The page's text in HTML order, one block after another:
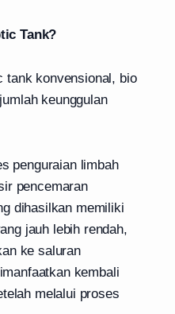
Tank?
tank konvensional, bio
keunggulan
penguraian limbah
pencemaran
dihasilkan memiliki
jauh lebih rendah,
ke saluran
kembali
melalui proses